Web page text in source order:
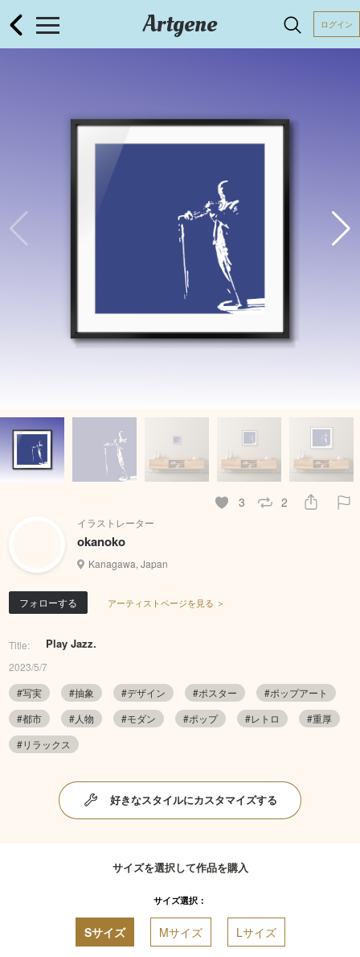
Artgene ログイン
3 2
イラストレーター
okanoko
Kanagawa, Japan
フォローする アーティストページを見る ＞
Title: Play Jazz.
2023/5/7
#写実
#抽象 #デザイン #ポスター
#ポップアート
#都市
#人物 #モダン #ポップ #レトロ
#重厚
#リラックス
好きなスタイルにカスタマイズする
サイズを選択して作品を購入
サイズ選択：
Sサイズ Mサイズ Lサイズ